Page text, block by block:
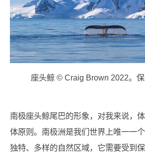
座头鲸 © Craig Brown 2022。保
南极座头鲸尾巴的形象，对我来说，
体原则。南极洲是我们世界上唯一一
独特、多样的自然区域，它需要受到